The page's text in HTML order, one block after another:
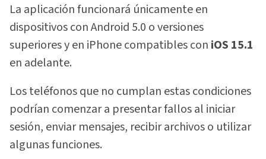
La aplicación funcionará únicamente en
dispositivos con Android 5.0 o versiones
superiores y en iPhone compatibles con iOS 15.1
en adelante.
Los teléfonos que no cumplan estas condiciones
podrían comenzar a presentar fallos al iniciar
sesión, enviar mensajes, recibir archivos o utilizar
algunas funciones.